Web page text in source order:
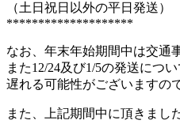
（土日祝日以外の平日発送）
********************
なお、年末年始期間中は交通
また12/24及び1/5の発送につ
遅れる可能性がございますの
また、上記期間中に頂きまし